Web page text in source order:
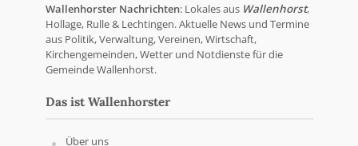
Wallenhorster Nachrichten: Lokales aus Wallenhorst,
Hollage, Rulle & Lechtingen. Aktuelle News und Termine
aus Politik, Verwaltung, Vereinen, Wirtschaft,
Kirchengemeinden, Wetter und Notdienste für die
Gemeinde Wallenhorst.
Das ist Wallenhorster
Über uns